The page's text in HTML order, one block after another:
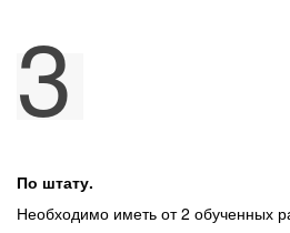
3
По штату.
Необходимо иметь от 2 обученных